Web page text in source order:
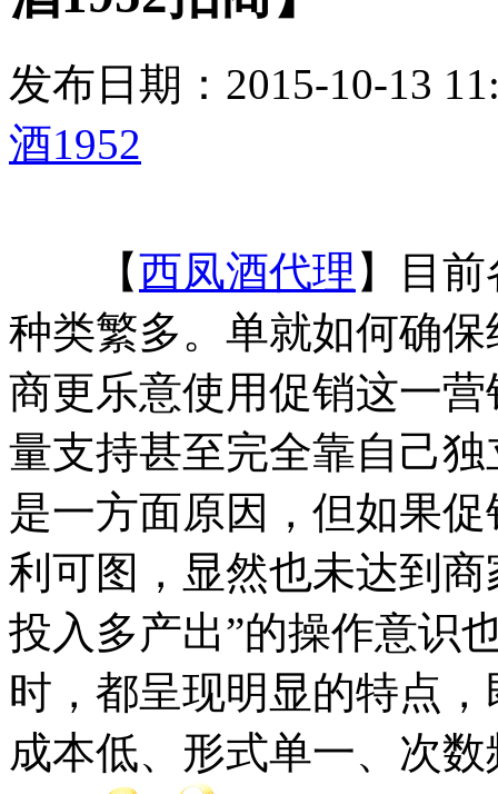
发布日期：2015-10-13
酒1952
【西凤酒代理 】目
种类繁多。单就如何确
商更乐意使用促销这一
量支持甚至完全靠自己
是一方面原因，但如果
利可图，显然也未达到
投入多产出”的操作意识
时，都呈现明显的特点
成本低、形式单一、次